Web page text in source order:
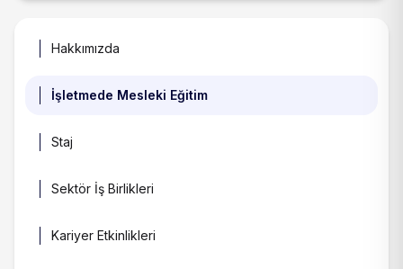
Hakkımızda
İşletmede Mesleki Eğitim
Staj
Sektör İş Birlikleri
Kariyer Etkinlikleri